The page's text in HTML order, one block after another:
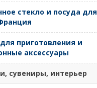
стекло и посуда для
для приготовления и
аксессуары
сувениры, интерьер